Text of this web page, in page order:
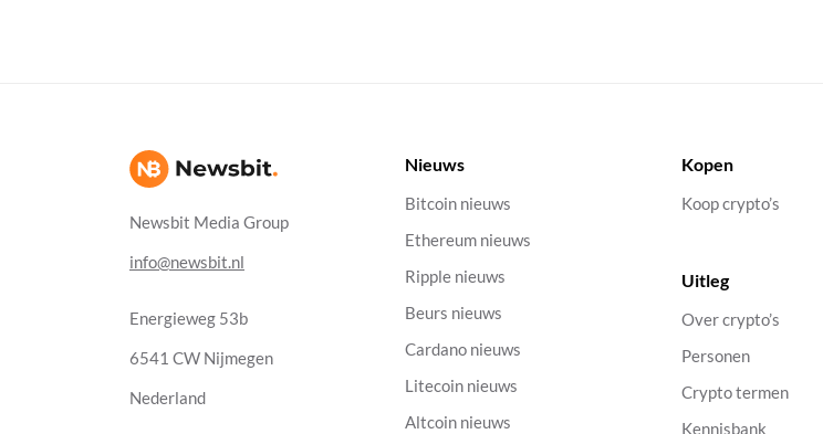
Newsbit Media Group
info@newsbit.nl
Energieweg 53b
6541 CW Nijmegen
Nederland
Nieuws
Bitcoin nieuws
Ethereum nieuws
Ripple nieuws
Beurs nieuws
Cardano nieuws
Litecoin nieuws
Altcoin nieuws
Kopen
Koop crypto’s
Uitleg
Over crypto’s
Personen
Crypto termen
Kennisbank